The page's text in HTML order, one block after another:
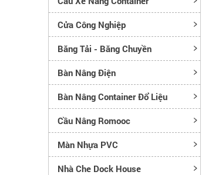
Cửa Công Nghiệp
Băng Tải - Băng Chuyền
Bàn Nâng Điện
Bàn Nâng Container Đổ Liệu
Cầu Nâng Romooc
Màn Nhựa PVC
Nhà Che Dock House